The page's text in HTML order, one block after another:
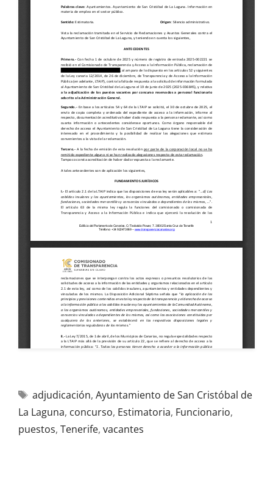
adjudicación, Ayuntamiento de San Cristóbal de
La Laguna, concurso, Estimatoria, Funcionario,
puestos, Tenerife, vacantes